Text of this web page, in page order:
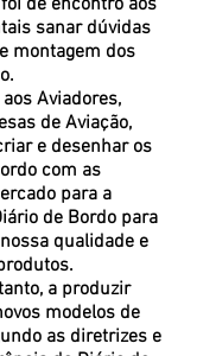
de encontro aos
sanar dúvidas
montagem dos
Aviadores,
de Aviação,
e desenhar os
com as
para a
de Bordo para
qualidade e
a produzir
modelos de
as diretrizes e